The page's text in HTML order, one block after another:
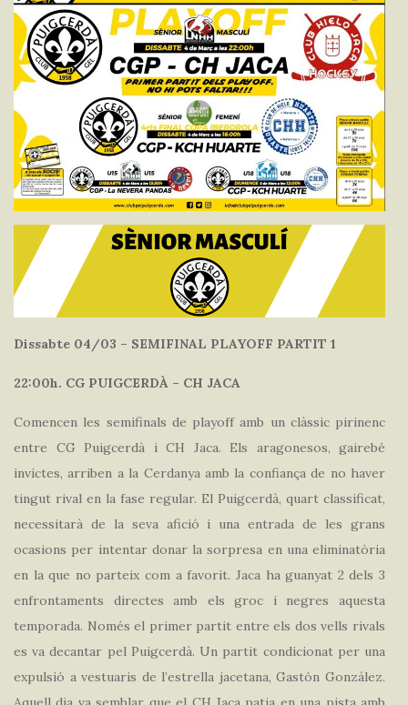
Dissabte 04/03 – SEMIFINAL PLAYOFF PARTIT 1
22:00h. CG PUIGCERDÀ – CH JACA
Comencen les semifinals de playoff amb un clàssic pirinenc
entre CG Puigcerdà i CH Jaca. Els aragonesos, gairebé
invictes, arriben a la Cerdanya amb la confiança de no haver
tingut rival en la fase regular. El Puigcerdà, quart classificat,
necessitarà de la seva afició i una entrada de les grans
ocasions per intentar donar la sorpresa en una eliminatòria
en la que no parteix com a favorit. Jaca ha guanyat 2 dels 3
enfrontaments directes amb els groc i negres aquesta
temporada. Només el primer partit entre els dos vells rivals
es va decantar pel Puigcerdà. Un partit condicionat per una
expulsió a vestuaris de l’estrella jacetana, Gastón González.